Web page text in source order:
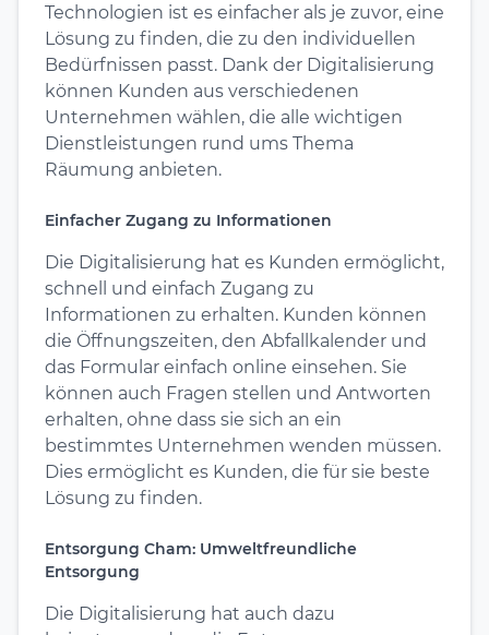
Technologien ist es einfacher als je zuvor, eine
Lösung zu finden, die zu den individuellen
Bedürfnissen passt. Dank der Digitalisierung
können Kunden aus verschiedenen
Unternehmen wählen, die alle wichtigen
Dienstleistungen rund ums Thema
Räumung anbieten.
Einfacher Zugang zu Informationen
Die Digitalisierung hat es Kunden ermöglicht,
schnell und einfach Zugang zu
Informationen zu erhalten. Kunden können
die Öffnungszeiten, den Abfallkalender und
das Formular einfach online einsehen. Sie
können auch Fragen stellen und Antworten
erhalten, ohne dass sie sich an ein
bestimmtes Unternehmen wenden müssen.
Dies ermöglicht es Kunden, die für sie beste
Lösung zu finden.
Entsorgung Cham: Umweltfreundliche
Entsorgung
Die Digitalisierung hat auch dazu